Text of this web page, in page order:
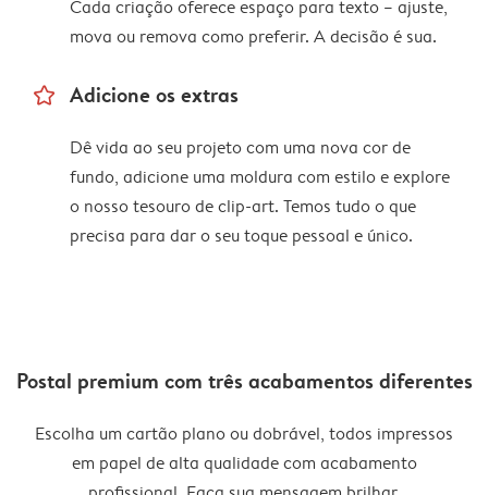
Cada criação oferece espaço para texto – ajuste,
mova ou remova como preferir. A decisão é sua.
star_outline Adicione os extras
Dê vida ao seu projeto com uma nova cor de
fundo, adicione uma moldura com estilo e explore
o nosso tesouro de clip-art. Temos tudo o que
precisa para dar o seu toque pessoal e único.
Postal premium com três acabamentos diferentes
Escolha um cartão plano ou dobrável, todos impressos
em papel de alta qualidade com acabamento